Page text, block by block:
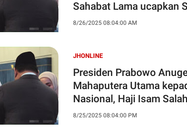
Sahabat Lama ucapkan
8/26/2025 08:04:00 AM
JHONLINE
Presiden Prabowo
Mahaputera Utama
Nasional, Haji Isam
8/25/2025 08:04:00 PM